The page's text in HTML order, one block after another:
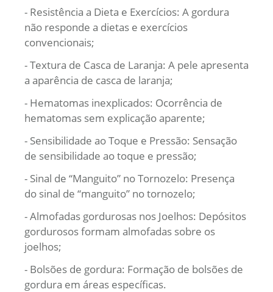
- Resistência a Dieta e Exercícios: A gordura
não responde a dietas e exercícios
convencionais;
- Textura de Casca de Laranja: A pele apresenta
a aparência de casca de laranja;
- Hematomas inexplicados: Ocorrência de
hematomas sem explicação aparente;
- Sensibilidade ao Toque e Pressão: Sensação
de sensibilidade ao toque e pressão;
- Sinal de “Manguito” no Tornozelo: Presença
do sinal de “manguito” no tornozelo;
- Almofadas gordurosas nos Joelhos: Depósitos
gordurosos formam almofadas sobre os
joelhos;
- Bolsões de gordura: Formação de bolsões de
gordura em áreas específicas.